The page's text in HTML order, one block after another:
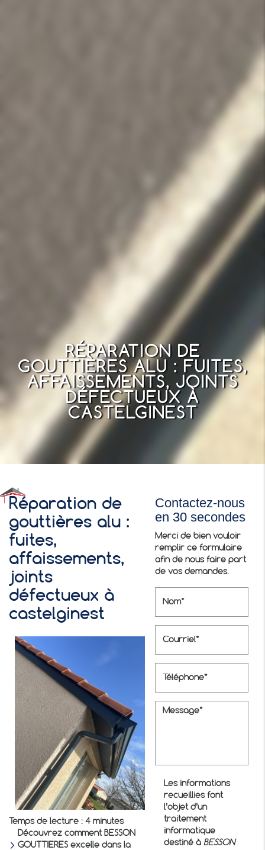
RÉPARATION DE
GOUTTIÈRES ALU : FUITES,
AFFAISSEMENTS, JOINTS
DÉFECTUEUX À
CASTELGINEST
Réparation de
gouttières alu :
fuites,
affaissements,
joints
défectueux à
castelginest
Temps de lecture : 4 minutes
Découvrez comment BESSON
GOUTTIERES excelle dans la
Contactez-nous
en 30 secondes
Merci de bien vouloir
remplir ce formulaire
afin de nous faire part
de vos demandes.
Les informations
recueillies font
l’objet d’un
traitement
informatique
destiné àBESSON